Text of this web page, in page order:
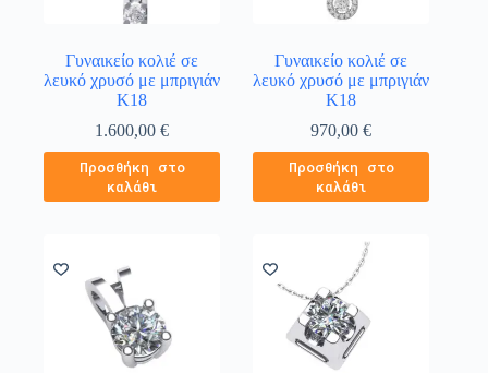
Γυναικείο κολιέ σε
λευκό χρυσό με μπριγιάν
Κ18
1.600,00€
Προσθήκη στο
καλάθι
Γυναικείο κολιέ σε
λευκό χρυσό με μπριγιάν
Κ18
970,00€
Προσθήκη στο
καλάθι